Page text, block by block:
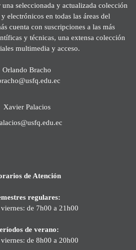
seleccionada y actualizada colección
electrónicos en todas las áreas del
cuenta con suscripciones a las más
y técnicas, una extensa colección
multimedia y acceso.
Orlando Bracho
Xavier Palacios
de Atención
regulares:
de 7h00 a 21h00
de verano:
de 8h00 a 20h00